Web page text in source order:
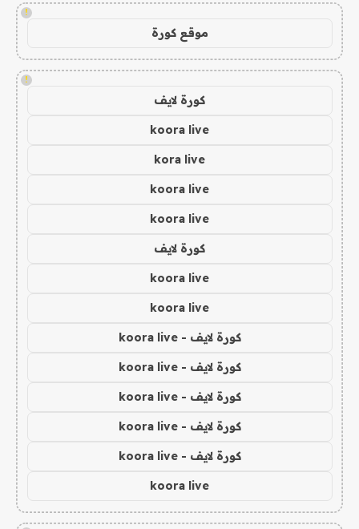
!
موقع كورة
!
كورة لايف
koora live
kora live
koora live
koora live
كورة لايف
koora live
koora live
كورة لايف - koora live
كورة لايف - koora live
كورة لايف - koora live
كورة لايف - koora live
كورة لايف - koora live
koora live